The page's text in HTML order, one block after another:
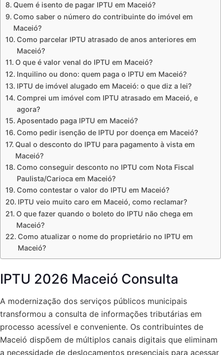
Quem é isento de pagar IPTU em Maceió?
Como saber o número do contribuinte do imóvel em
Maceió?
Como parcelar IPTU atrasado de anos anteriores em
Maceió?
O que é valor venal do IPTU em Maceió?
Inquilino ou dono: quem paga o IPTU em Maceió?
IPTU de imóvel alugado em Maceió: o que diz a lei?
Comprei um imóvel com IPTU atrasado em Maceió, e
agora?
Aposentado paga IPTU em Maceió?
Como pedir isenção de IPTU por doença em Maceió?
Qual o desconto do IPTU para pagamento à vista em
Maceió?
Como conseguir desconto no IPTU com Nota Fiscal
Paulista/Carioca em Maceió?
Como contestar o valor do IPTU em Maceió?
IPTU veio muito caro em Maceió, como reclamar?
O que fazer quando o boleto do IPTU não chega em
Maceió?
Como atualizar o nome do proprietário no IPTU em
Maceió?
IPTU 2026 Maceió Consulta
A modernização dos serviços públicos municipais
transformou a consulta de informações tributárias em
processo acessível e conveniente. Os contribuintes de
Maceió dispõem de múltiplos canais digitais que eliminam
a necessidade de deslocamentos presenciais para acessar